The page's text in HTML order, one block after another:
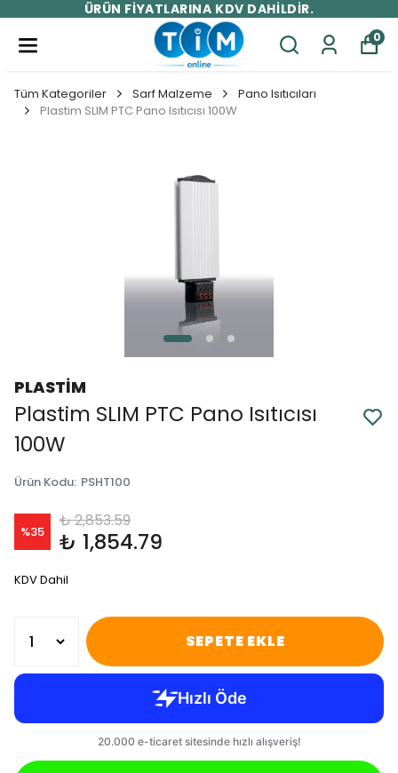
10.000 TL ÜZERİ ÜCRETSİZ KARGO!
0
Tüm Kategoriler Sarf Malzeme
Pano Isıtıcıları
Plastim SLIM PTC Pano Isıtıcısı 100W
PLASTİM
Plastim SLIM PTC Pano Isıtıcısı
100W
Ürün Kodu: PSHT100
%35
₺ 2,853.59
₺ 1,854.79
KDV Dahil
SEPETE EKLE